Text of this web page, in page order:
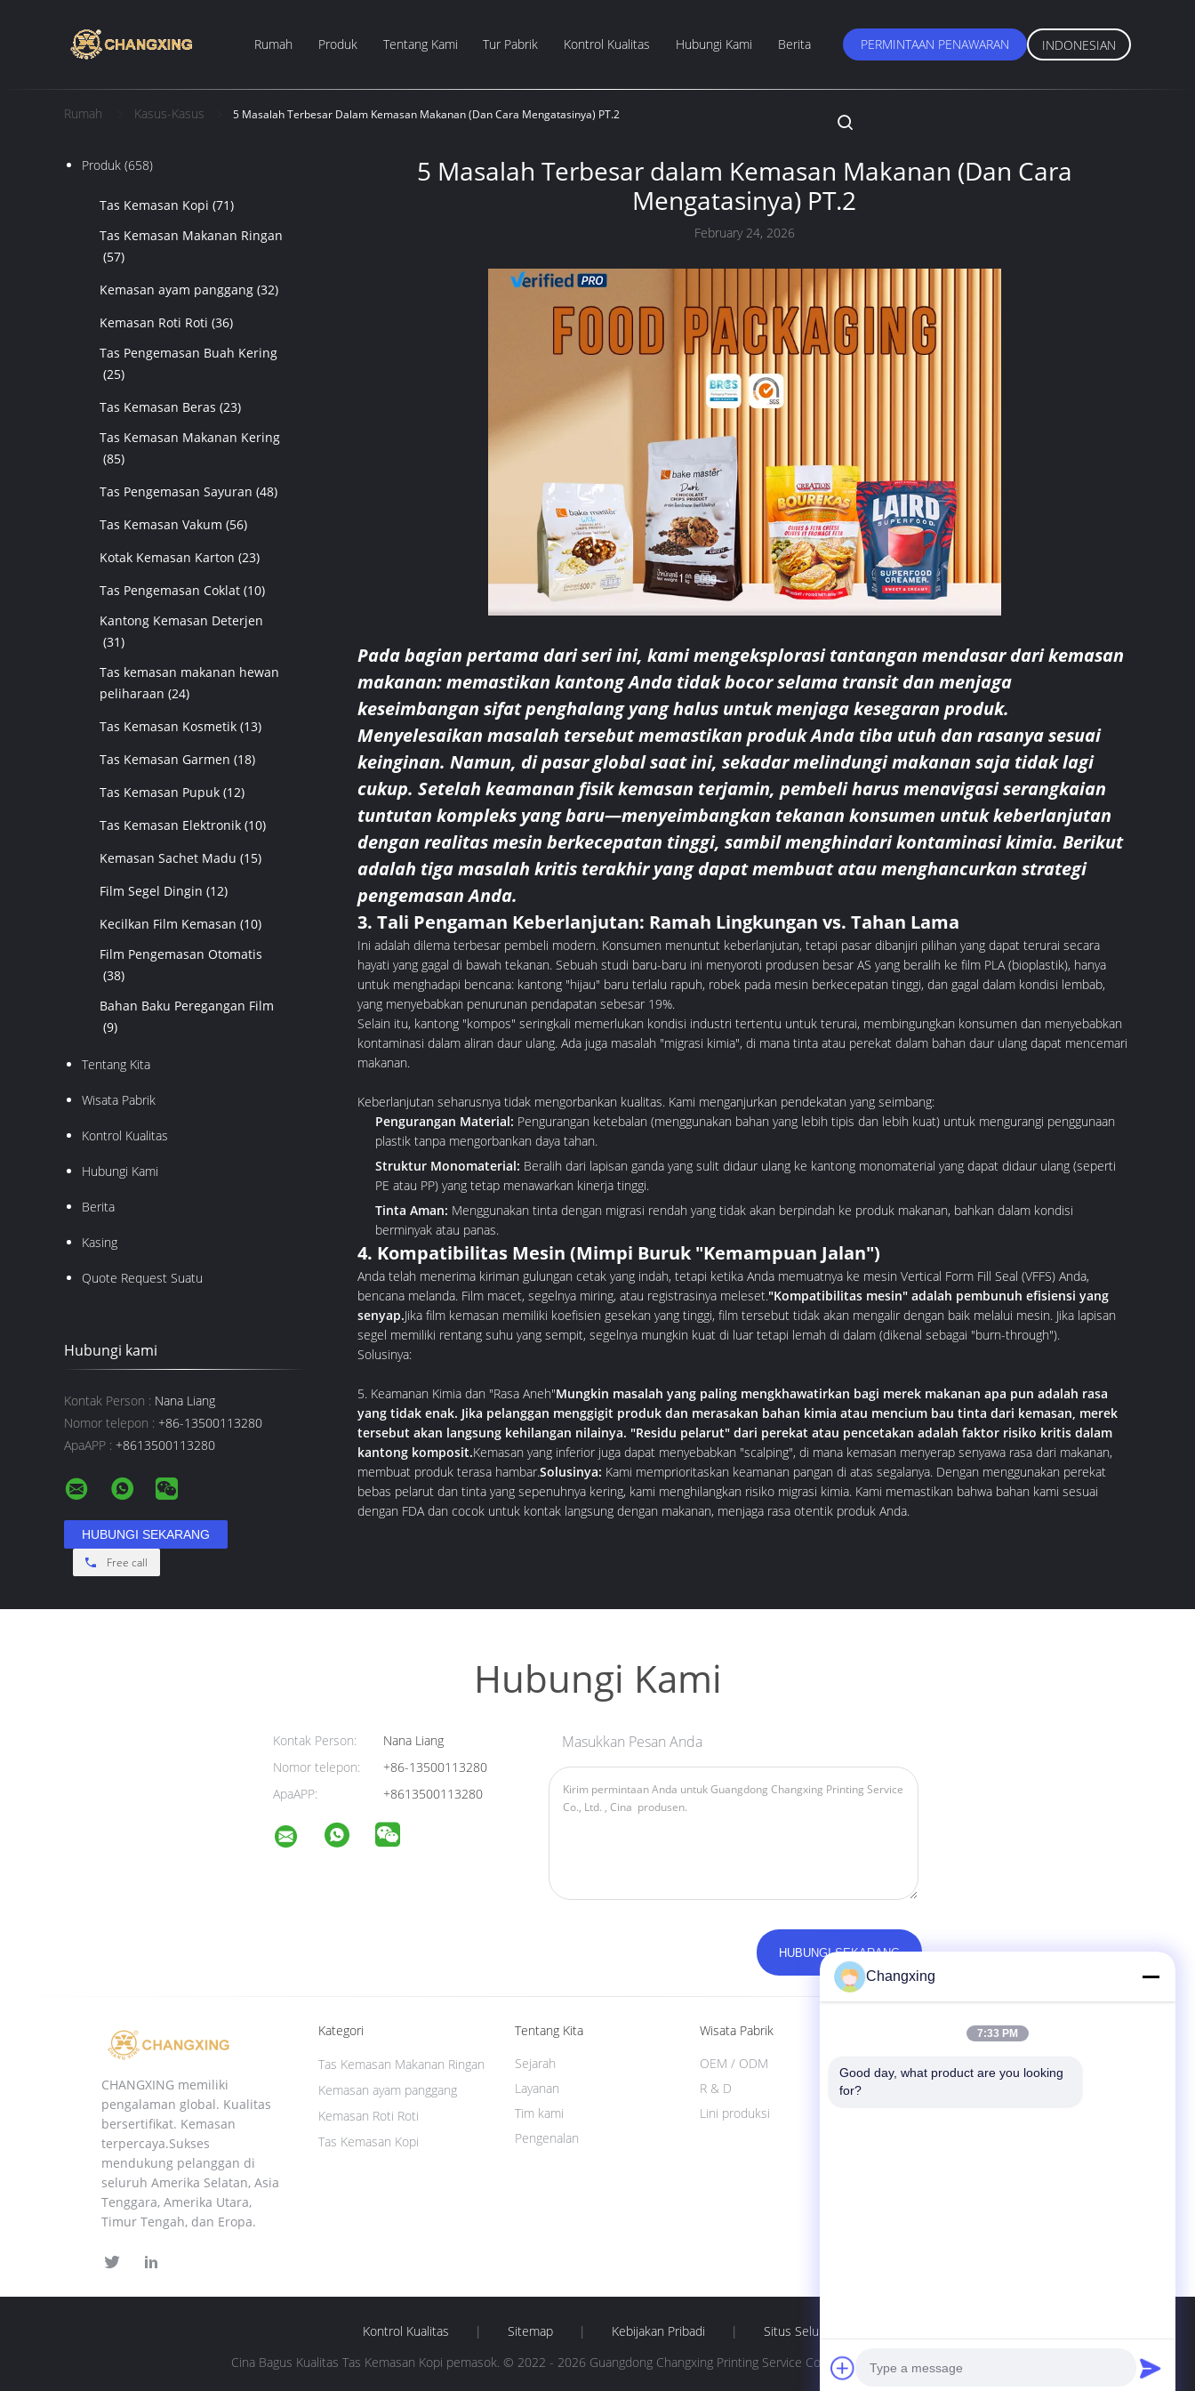
Rumah Produk Tentang Kami Tur Pabrik Kontrol Kualitas Hubungi Kami Berita PERMINTAAN PENAWARAN INDONESIAN
Rumah Kasus-Kasus 5 Masalah Terbesar Dalam Kemasan Makanan (Dan Cara Mengatasinya) PT.2
Produk (658)
Tas Kemasan Kopi (71)
Tas Kemasan Makanan Ringan
(57)
Kemasan ayam panggang (32)
Kemasan Roti Roti (36)
Tas Pengemasan Buah Kering
(25)
Tas Kemasan Beras (23)
Tas Kemasan Makanan Kering
(85)
Tas Pengemasan Sayuran (48)
Tas Kemasan Vakum (56)
Kotak Kemasan Karton (23)
Tas Pengemasan Coklat (10)
Kantong Kemasan Deterjen
(31)
Tas kemasan makanan hewan
peliharaan (24)
Tas Kemasan Kosmetik (13)
Tas Kemasan Garmen (18)
Tas Kemasan Pupuk (12)
Tas Kemasan Elektronik (10)
Kemasan Sachet Madu (15)
Film Segel Dingin (12)
Kecilkan Film Kemasan (10)
Film Pengemasan Otomatis
(38)
Bahan Baku Peregangan Film
(9)
Tentang Kita
Wisata Pabrik
Kontrol Kualitas
Hubungi Kami
Berita
Kasing
Quote Request Suatu
Hubungi kami
Kontak Person : Nana Liang
Nomor telepon : +86-13500113280
ApaAPP : +8613500113280
Free call
5 Masalah Terbesar dalam Kemasan Makanan (Dan Cara
Mengatasinya) PT.2
February 24, 2026
Pada bagian pertama dari seri ini, kami mengeksplorasi tantangan mendasar dari kemasan
makanan: memastikan kantong Anda tidak bocor selama transit dan menjaga
keseimbangan sifat penghalang yang halus untuk menjaga kesegaran produk.
Menyelesaikan masalah tersebut memastikan produk Anda tiba utuh dan rasanya sesuai
keinginan. Namun, di pasar global saat ini, sekadar melindungi makanan saja tidak lagi
cukup. Setelah keamanan fisik kemasan terjamin, pembeli harus menavigasi serangkaian
tuntutan kompleks yang baru—menyeimbangkan tekanan konsumen untuk keberlanjutan
dengan realitas mesin berkecepatan tinggi, sambil menghindari kontaminasi kimia. Berikut
adalah tiga masalah kritis terakhir yang dapat membuat atau menghancurkan strategi
pengemasan Anda.
3. Tali Pengaman Keberlanjutan: Ramah Lingkungan vs. Tahan Lama
Ini adalah dilema terbesar pembeli modern. Konsumen menuntut keberlanjutan, tetapi pasar dibanjiri pilihan yang dapat terurai secara
hayati yang gagal di bawah tekanan. Sebuah studi baru-baru ini menyoroti produsen besar AS yang beralih ke film PLA (bioplastik), hanya
untuk menghadapi bencana: kantong "hijau" baru terlalu rapuh, robek pada mesin berkecepatan tinggi, dan gagal dalam kondisi lembab,
yang menyebabkan penurunan pendapatan sebesar 19%.
Selain itu, kantong "kompos" seringkali memerlukan kondisi industri tertentu untuk terurai, membingungkan konsumen dan menyebabkan
kontaminasi dalam aliran daur ulang. Ada juga masalah "migrasi kimia", di mana tinta atau perekat dalam bahan daur ulang dapat mencemari
makanan.
Keberlanjutan seharusnya tidak mengorbankan kualitas. Kami menganjurkan pendekatan yang seimbang:
Pengurangan Material: Pengurangan ketebalan (menggunakan bahan yang lebih tipis dan lebih kuat) untuk mengurangi penggunaan
plastik tanpa mengorbankan daya tahan.
Struktur Monomaterial: Beralih dari lapisan ganda yang sulit didaur ulang ke kantong monomaterial yang dapat didaur ulang (seperti
PE atau PP) yang tetap menawarkan kinerja tinggi.
Tinta Aman: Menggunakan tinta dengan migrasi rendah yang tidak akan berpindah ke produk makanan, bahkan dalam kondisi
berminyak atau panas.
4. Kompatibilitas Mesin (Mimpi Buruk "Kemampuan Jalan")
Anda telah menerima kiriman gulungan cetak yang indah, tetapi ketika Anda memuatnya ke mesin Vertical Form Fill Seal (VFFS) Anda,
bencana melanda. Film macet, segelnya miring, atau registrasinya meleset."Kompatibilitas mesin" adalah pembunuh efisiensi yang
senyap.Jika film kemasan memiliki koefisien gesekan yang tinggi, film tersebut tidak akan mengalir dengan baik melalui mesin. Jika lapisan
segel memiliki rentang suhu yang sempit, segelnya mungkin kuat di luar tetapi lemah di dalam (dikenal sebagai "burn-through").
Solusinya:
5. Keamanan Kimia dan "Rasa Aneh"Mungkin masalah yang paling mengkhawatirkan bagi merek makanan apa pun adalah rasa
yang tidak enak. Jika pelanggan menggigit produk dan merasakan bahan kimia atau mencium bau tinta dari kemasan, merek
tersebut akan langsung kehilangan nilainya. "Residu pelarut" dari perekat atau pencetakan adalah faktor risiko kritis dalam
kantong komposit.Kemasan yang inferior juga dapat menyebabkan "scalping", di mana kemasan menyerap senyawa rasa dari makanan,
membuat produk terasa hambar.Solusinya: Kami memprioritaskan keamanan pangan di atas segalanya. Dengan menggunakan perekat
bebas pelarut dan tinta yang sepenuhnya kering, kami menghilangkan risiko migrasi kimia. Kami memastikan bahwa bahan kami sesuai
dengan FDA dan cocok untuk kontak langsung dengan makanan, menjaga rasa otentik produk Anda.
Hubungi Kami
Kontak Person:
Nana Liang
Nomor telepon:
+86-13500113280
ApaAPP:
+8613500113280
Masukkan Pesan Anda
CHANGXING memiliki
pengalaman global. Kualitas
bersertifikat. Kemasan
terpercaya.Sukses
mendukung pelanggan di
seluruh Amerika Selatan, Asia
Tenggara, Amerika Utara,
Timur Tengah, dan Eropa.
Kategori
Tas Kemasan Kopi
Tas Kemasan Makanan Ringan
Kemasan ayam panggang
Kemasan Roti Roti
Tentang Kita
Pengenalan
Sejarah
Layanan
Tim kami
Wisata Pabrik
Lini produksi
OEM / ODM
R & D
Ltd.
Kontrol Kualitas | Sitemap | Kebijakan Pribadi |
Situs Seluler
Cina Bagus Kualitas Tas Kemasan Kopi pemasok. © 2022 - 2026 Guangdong Changxing Printing Service Co., Ltd.. All Rights Reserved.
Changxing
7:33 PM
Good day, what product are you looking
for?